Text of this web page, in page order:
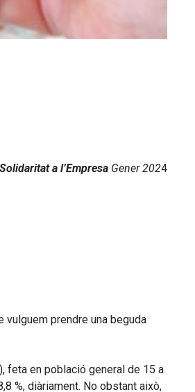
a l’Empresa Gener 2024
prendre una beguda
feta en població general de 15 a
%, diàriament. No obstant això,